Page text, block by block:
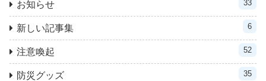
お知らせ 33
新しい記事集 6
注意喚起 52
防災グッズ 35